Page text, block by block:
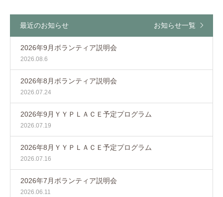
最近のお知らせ お知らせ一覧
2026年9月ボランティア説明会
2026.08.6
2026年8月ボランティア説明会
2026.07.24
2026年9月ＹＹＰＬＡＣＥ予定プログラム
2026.07.19
2026年8月ＹＹＰＬＡＣＥ予定プログラム
2026.07.16
2026年7月ボランティア説明会
2026.06.11